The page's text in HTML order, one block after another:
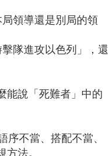
領導還是別局的領
隊進攻以色列」，還
能說「死難者」中的
不當、搭配不當、
法。